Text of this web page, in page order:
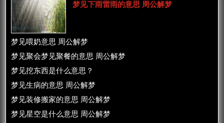
梦见下雨雷雨的意思 周公解梦
梦见喂奶意思 周公解梦
梦见聚会梦见聚餐的意思 周公解梦
梦见挖东西是什么意思？
梦见生病的意思 周公解梦
梦见装修搬家的意思 周公解梦
梦见星空是什么意思 周公解梦